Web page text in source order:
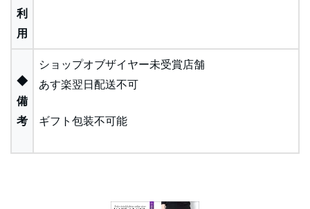
利
用
◆
備
考
ショップオブザイヤー未受賞店舗
あす楽翌日配送不可
ギフト包装不可能